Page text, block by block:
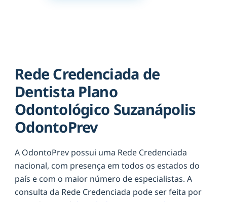
Rede Credenciada de
Dentista Plano
Odontológico Suzanápolis
OdontoPrev
A OdontoPrev possui uma Rede Credenciada
nacional, com presença em todos os estados do
país e com o maior número de especialistas. A
consulta da Rede Credenciada pode ser feita por